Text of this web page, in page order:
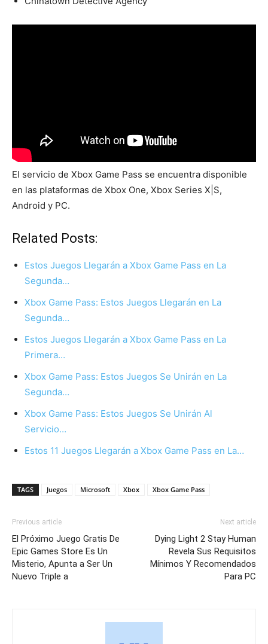
El servicio de Xbox Game Pass se encuentra disponible
en las plataformas de Xbox One, Xbox Series X|S,
Android y PC.
Related Posts:
Estos Juegos Llegarán a Xbox Game Pass en La
Segunda…
Xbox Game Pass: Estos Juegos Llegarán en La
Segunda…
Estos Juegos Llegarán a Xbox Game Pass en La
Primera…
Xbox Game Pass: Estos Juegos Se Unirán en La
Segunda…
Xbox Game Pass: Estos Juegos Se Unirán Al
Servicio…
Estos 11 Juegos Llegarán a Xbox Game Pass en La…
TAGS Juegos Microsoft Xbox Xbox Game Pass
Previous article
El Próximo Juego Gratis De
Epic Games Store Es Un
Misterio, Apunta a Ser Un
Nuevo Triple a
Next article
Dying Light 2 Stay Human
Revela Sus Requisitos
Mínimos Y Recomendados
Para PC